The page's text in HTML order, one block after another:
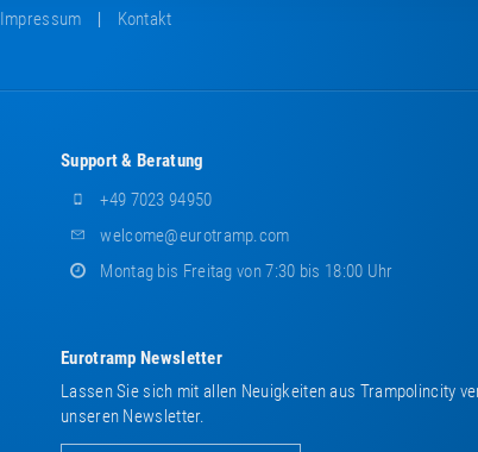
Impressum Kontakt
Support & Beratung
+49 7023 94950
welcome@eurotramp.com
Montag bis Freitag von 7:30 bis 18:00 Uhr
Eurotramp Newsletter
Lassen Sie sich mit allen Neuigkeiten aus Trampolincity
unseren Newsletter.